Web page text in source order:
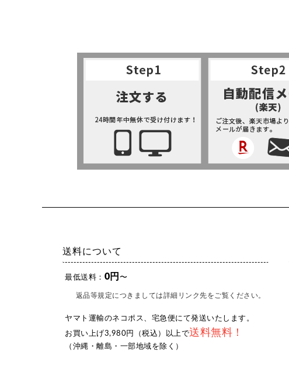
送料について
最低送料： 0円 〜
返品等規定につきましては詳細リンク先をご覧ください。
ヤマト運輸のネコポス、宅急便にて発送いたします。
お買い上げ3,980円（税込）以上で送料無料！
（沖縄・離島・一部地域を除く）